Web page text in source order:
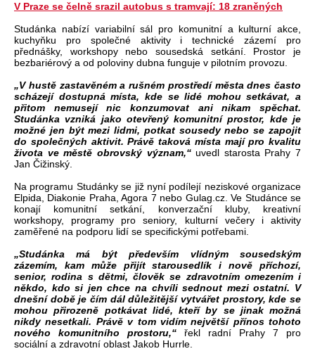
V Praze se čelně srazil autobus s tramvají: 18 zraněných
Studánka nabízí variabilní sál pro komunitní a kulturní akce,
kuchyňku pro společné aktivity i technické zázemí pro
přednášky, workshopy nebo sousedská setkání. Prostor je
bezbariérový a od poloviny dubna funguje v pilotním provozu.
„V hustě zastavěném a rušném prostředí města dnes často
scházejí dostupná místa, kde se lidé mohou setkávat, a
přitom nemusejí nic konzumovat ani nikam spěchat.
Studánka vzniká jako otevřený komunitní prostor, kde je
možné jen být mezi lidmi, potkat sousedy nebo se zapojit
do společných aktivit. Právě taková místa mají pro kvalitu
života ve městě obrovský význam,“uvedl starosta Prahy 7
Jan Čižinský.
Na programu Studánky se již nyní podílejí neziskové organizace
Elpida, Diakonie Praha, Agora 7 nebo Gulag.cz. Ve Studánce se
konají komunitní setkání, konverzační kluby, kreativní
workshopy, programy pro seniory, kulturní večery i aktivity
zaměřené na podporu lidí se specifickými potřebami.
„Studánka má být především vlídným sousedským
zázemím, kam může přijít starousedlík i nově příchozí,
senior, rodina s dětmi, člověk se zdravotním omezením i
někdo, kdo si jen chce na chvíli sednout mezi ostatní. V
dnešní době je čím dál důležitější vytvářet prostory, kde se
mohou přirozeně potkávat lidé, kteří by se jinak možná
nikdy nesetkali. Právě v tom vidím největší přínos tohoto
nového komunitního prostoru,“ řekl radní Prahy 7 pro
sociální a zdravotní oblast Jakob Hurrle.